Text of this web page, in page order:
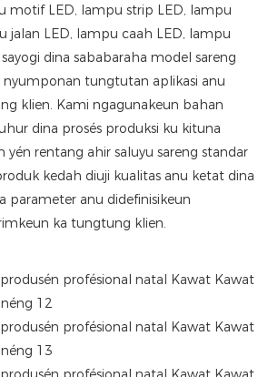
motif LED, lampu strip LED, lampu
jalan LED, lampu caah LED, lampu
dina sababaraha model sareng
nyumponan tungtutan aplikasi anu
klien. Kami ngagunakeun bahan
dina prosés produksi ku kituna
yén rentang ahir saluyu sareng standar
kedah diuji kualitas anu ketat dina
parameter anu didefinisikeun
ka tungtung klien.